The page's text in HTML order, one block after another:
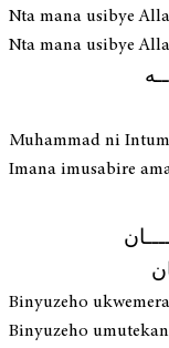
Nta mana usibye
Nta mana usibye
Muhammad ni
Imana imusabire
Binyuzeho
Binyuzeho